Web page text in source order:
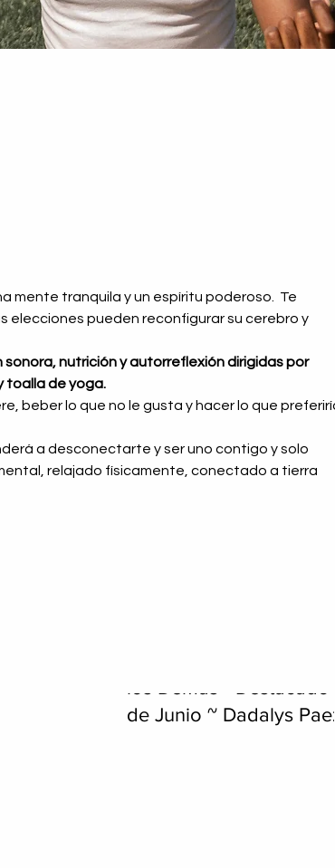
de Junio ~ Dadalys Paez
mente tranquila y un espíritu poderoso.  Te
elecciones pueden reconfigurar su cerebro y
nutrición y autorreflexión dirigidas por
toalla de yoga.
relajado físicamente, conectado a tierra